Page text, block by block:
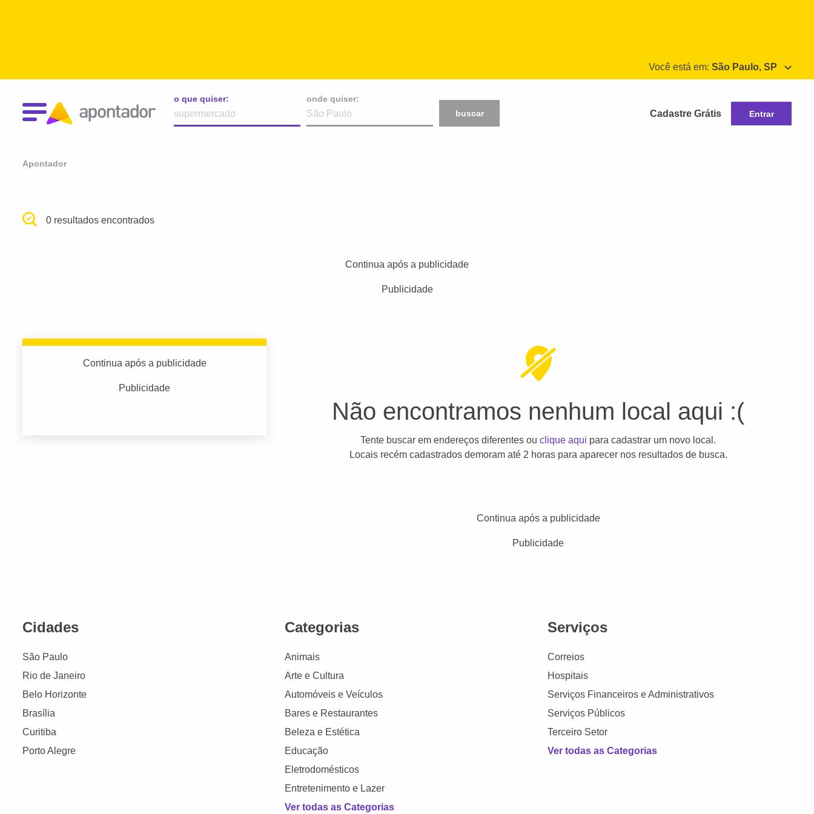
Você está em: São Paulo, SP
o que quiser:
onde quiser:
buscar
Cadastre Grátis Entrar
Apontador
0 resultados encontrados
Continua após a publicidade
Publicidade
Continua após a publicidade
Publicidade
Não encontramos nenhum local aqui :(
Tente buscar em endereços diferentes ouclique aqui para cadastrar um novo local.
Locais recém cadastrados demoram até 2 horas para aparecer nos resultados de busca.
Continua após a publicidade
Publicidade
Cidades
São Paulo
Rio de Janeiro
Belo Horizonte
Brasília
Curitiba
Porto Alegre
Categorias
Animais
Arte e Cultura
Automóveis e Veículos
Bares e Restaurantes
Beleza e Estética
Educação
Eletrodomésticos
Entretenimento e Lazer
Ver todas as Categorias
Serviços
Correios
Hospitais
Serviços Financeiros e Administrativos
Serviços Públicos
Terceiro Setor
Ver todas as Categorias